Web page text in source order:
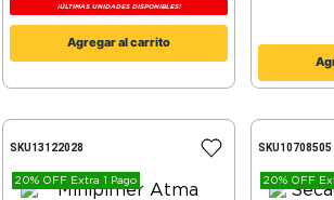
¡ÚLTIMAS UNIDADES DISPONIBLES!
Agregar al carrito
SKU13122028
20% OFF Extra 1 Pago
SKU10708505
20% OFF